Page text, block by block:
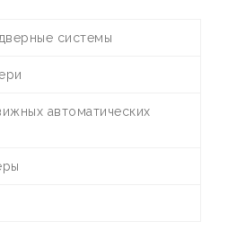
системы
автоматических